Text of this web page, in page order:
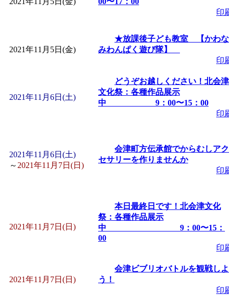
「皆鶴姫のこびる塾
」 受付期間：～
「子育て交流広場「
間：2026/08/10～2026/
赤ちゃん交流広場
間：2026/08/10～
「みなづる号乗車体
de 健康づくり」」 受
「堂島地区歴史ウオ
」 受付期間：～
「みなづる号乗車体
印
2021年11月5日(金)
★放課後子ども教室 【かわな
みわんぱく遊び隊】
印
2021年11月6日(土)
どうぞお越しください！北会津
文化祭：各種作品展示
中 9：00〜15：00
印
2021年11月6日(土)
～ 2021年11月7日(日)
会津町方伝承館でからむしアク
セサリーを作りませんか
印
2021年11月7日(日)
本日最終日です！北会津文化
祭：各種作品展示
中 9：00〜15：
00
印
2021年11月7日(日)
会津ビブリオバトルを観戦しよ
う！
印